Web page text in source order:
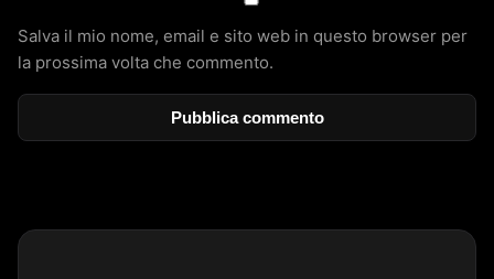
Salva il mio nome, email e sito web in questo browser per
la prossima volta che commento.